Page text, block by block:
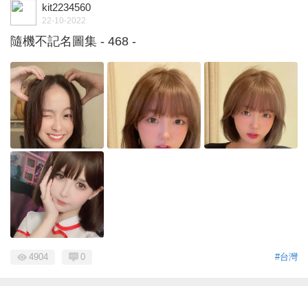
kit2234560
22-10-2022
隨機不記名圖集 - 468 -
#台灣
4904 0